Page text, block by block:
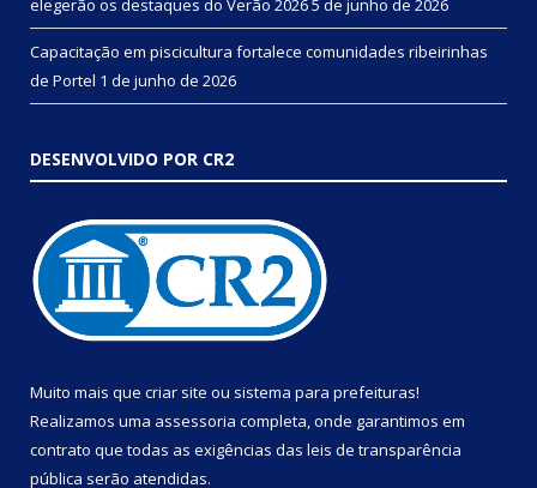
elegerão os destaques do Verão 20265 de junho de 2026
Capacitação em piscicultura fortalece comunidades ribeirinhas
de Portel 1 de junho de 2026
DESENVOLVIDO POR CR2
Muito mais que criar site ou sistema para prefeituras!
Realizamos uma assessoria completa, onde garantimos em
contrato que todas as exigências das leis de transparência
pública serão atendidas.